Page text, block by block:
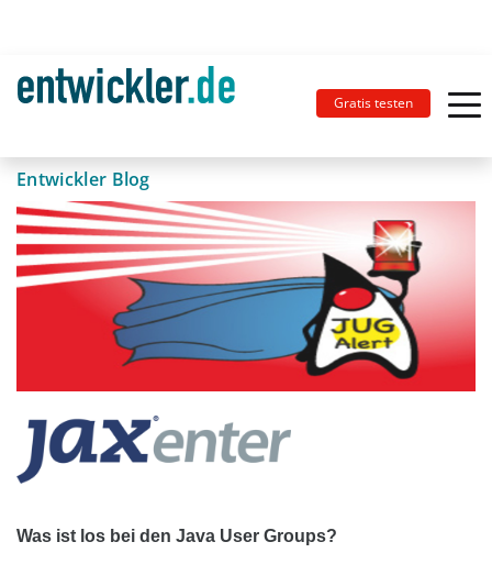
Gratis testen
Entwickler Blog
Was ist los bei den Java User Groups?